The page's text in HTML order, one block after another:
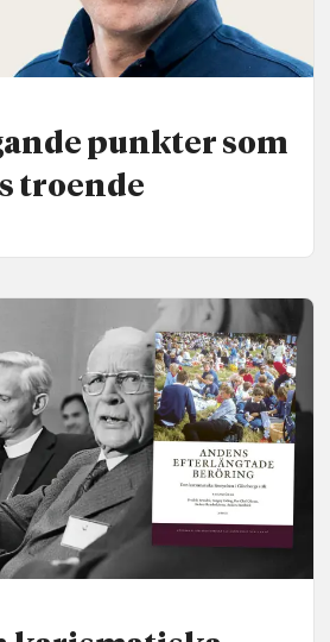
punkter som
troende